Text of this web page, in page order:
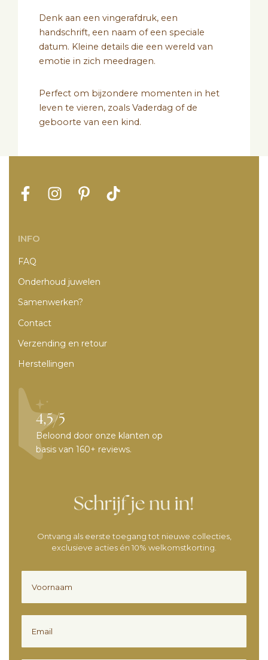
Denk aan een vingerafdruk, een
handschrift, een naam of een speciale
datum. Kleine details die een wereld van
emotie in zich meedragen.
Perfect om bijzondere momenten in het
leven te vieren, zoals Vaderdag of de
geboorte van een kind.
INFO
FAQ
Onderhoud juwelen
Samenwerken?
Contact
Verzending en retour
Herstellingen
4,5/5
Beloond door onze klanten op
basis van 160+ reviews.
Ontvang als eerste toegang tot nieuwe collecties,
exclusieve acties én 10% welkomstkorting.